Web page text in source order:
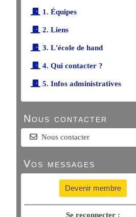
1. Équipes
2. Liens
3. L'école de hand
4. Qui contacter ?
5. Infos administratives
Nous contacter
Nous contacter
Vos messages
Devenir membre
Se reconnecter :